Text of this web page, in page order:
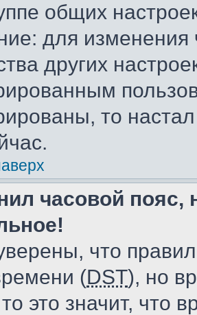
общих
для изменения
других
то
часовой пояс,
что
(DST), но
это значит, что